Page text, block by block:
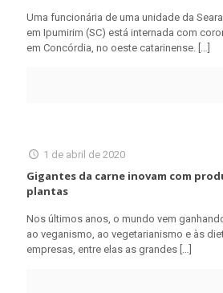
Uma funcionária de uma unidade da
em Ipumirim (SC) está internada com
em Concórdia, no oeste catarinense. […]
1 de abril de 2020
Gigantes da carne inovam com
plantas
Nos últimos anos, o mundo vem
ao veganismo, ao vegetarianismo e às
empresas, entre elas as grandes […]